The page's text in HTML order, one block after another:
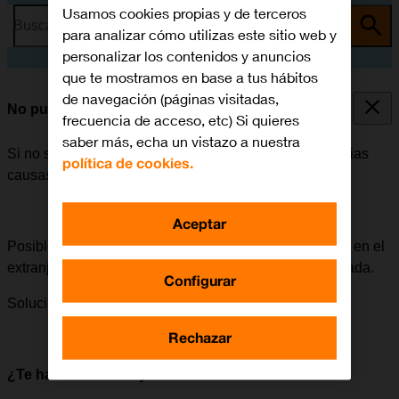
Busca por problema o tema
No puedo enviar ni recibir MMS
Si no se puede enviar ni recibir MMS, puede haber varias
causas posibles al problema.
Posible causa 4 de 5:Para poder enviar y recibir MMS en el
extranjero, la itinerancia de datos tiene que estar activada.
Solución:Cómo activar la itinerancia de datos.
¿Te ha servido de ayuda?
Usamos cookies propias y de terceros
para analizar cómo utilizas este sitio web y
personalizar los contenidos y anuncios
que te mostramos en base a tus hábitos
de navegación (páginas visitadas,
frecuencia de acceso, etc) Si quieres
saber más, echa un vistazo a nuestra
política de cookies.
Configurar
Rechazar
Aceptar